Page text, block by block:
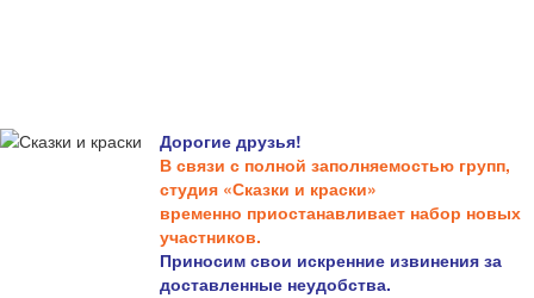
Дорогие друзья!
В связи с полной заполняемостью групп,
студия «Сказки и краски»
временно приостанавливает набор новых
участников.
Приносим свои искренние извинения за
доставленные неудобства.